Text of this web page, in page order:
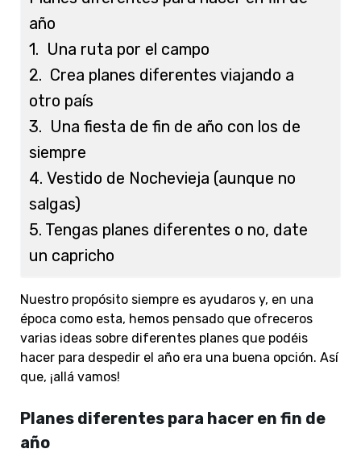
año
1. Una ruta por el campo
2. Crea planes diferentes viajando a
otro país
3. Una fiesta de fin de año con los de
siempre
4. Vestido de Nochevieja (aunque no
salgas)
5. Tengas planes diferentes o no, date
un capricho
Nuestro propósito siempre es ayudaros y, en una
época como esta, hemos pensado que ofreceros
varias ideas sobre diferentes planes que podéis
hacer para despedir el año era una buena opción. Así
que, ¡allá vamos!
Planes diferentes para hacer en fin de
año